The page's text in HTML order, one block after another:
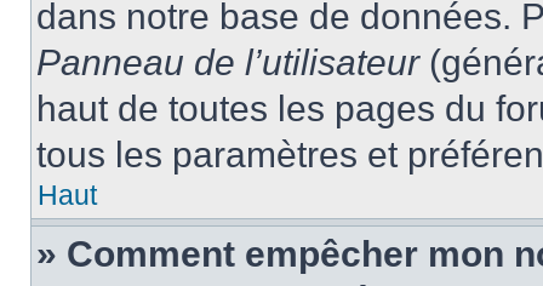
dans notre base de données.
Panneau de l’utilisateur
haut de toutes les pages du
tous les paramètres et
Haut
» Comment empêcher mon